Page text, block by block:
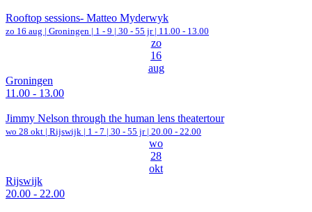
Rooftop sessions- Matteo Myderwyk
zo 16 aug | Groningen | 1 - 9 | 30 - 55 jr | 11.00 - 13.00
zo
16
aug
Groningen
11.00 - 13.00
Jimmy Nelson through the human lens theatertour
wo 28 okt | Rijswijk | 1 - 7 | 30 - 55 jr | 20.00 - 22.00
wo
28
okt
Rijswijk
20.00 - 22.00